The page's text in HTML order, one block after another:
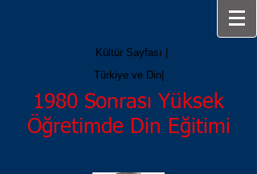
Kültür Sayfası |
Türkiye ve Din|
1980 Sonrası Yüksek
Öğretimde Din Eğitimi